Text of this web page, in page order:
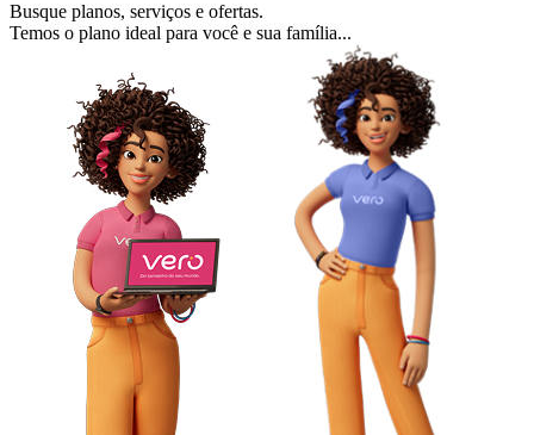
Busque planos, serviços e ofertas.
Temos o plano ideal para você e sua família...